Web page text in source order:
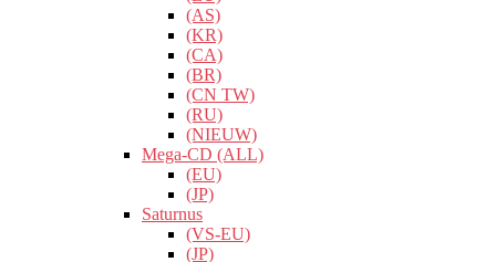
(AS)
(KR)
(CA)
(BR)
(CN TW)
(RU)
(NIEUW)
Mega-CD (ALL)
(EU)
(JP)
Saturnus
(VS-EU)
(JP)